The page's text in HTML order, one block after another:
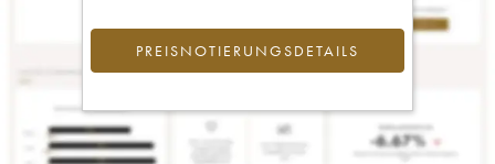
PREISNOTIERUNGSDETAILS